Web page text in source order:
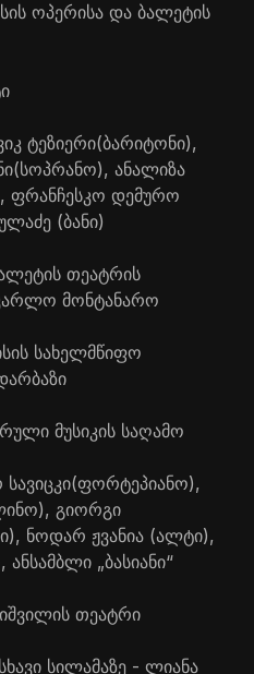
ოპერისა და ბალეტის
ტეზიერი(ბარიტონი),
(სოპრანო), ანალიზა
ფრანჩესკო დემურო
(ბანი)
თეატრის
მონტანარო
სახელმწიფო
მუსიკის საღამო
სავიცკი(ფორტეპიანო),
გიორგი
ნოდარ ჟვანია (ალტი),
„ბასიანი“
თეატრი
სილამაზე - ლიანა